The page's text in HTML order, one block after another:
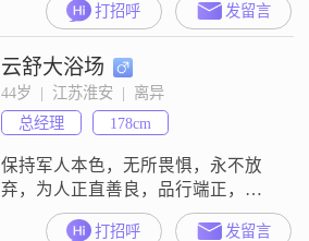
打招呼 发留言
云舒大浴场
44岁  |  江苏淮安  |  离异
总经理
178cm
保持军人本色，无所畏惧，永不放
弃，为人正直善良，品行端正，勤
奋努力，性格温和一表人才。
打招呼 发留言